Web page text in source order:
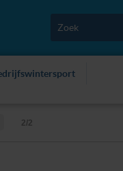
2/2